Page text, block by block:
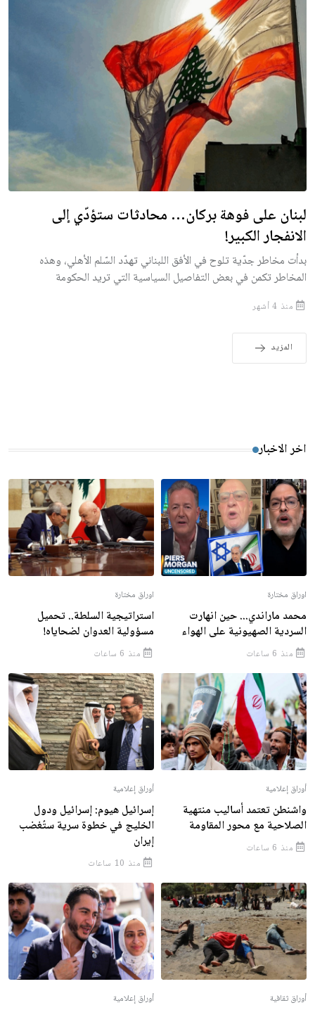
لبنان على فوهة بركان… محادثات ستؤدّي إلى
الانفجار الكبير!
بدأت مخاطر جدّية تلوح في الأفق اللبناني تهدّد السّلم الأهلي، وهذه
المخاطر تكمن في بعض التفاصيل السياسية التي تريد الحكومة
منذ 4 أشهر
المزيد
اخر الاخبار
اوراق مختارة
محمد ماراندي... حين انهارت
السردية الصهيونية على الهواء
منذ 6 ساعات
اوراق مختارة
استراتيجية السلطة.. تحميل
مسؤولية العدوان لضحاياه!
منذ 6 ساعات
أوراق إعلامية
واشنطن تعتمد أساليب منتهية
الصلاحية مع محور المقاومة
منذ 6 ساعات
أوراق إعلامية
إسرائيل هيوم: إسرائيل ودول
الخليج في خطوة سرية ستُغضب
إيران
منذ 10 ساعات
أوراق ثقافية أوراق إعلامية